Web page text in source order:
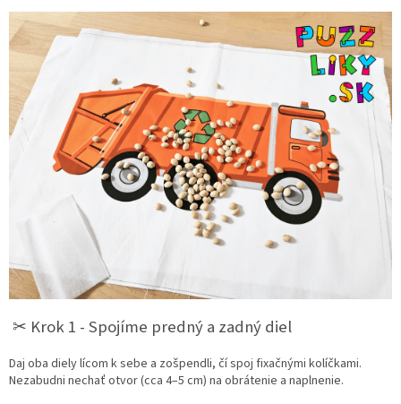
✂︎ Krok 1 - Spojíme predný a zadný diel
Daj oba diely lícom k sebe a zošpendli, čí spoj fixačnými kolíčkami.
Nezabudni nechať otvor (cca 4–5 cm) na obrátenie a naplnenie.